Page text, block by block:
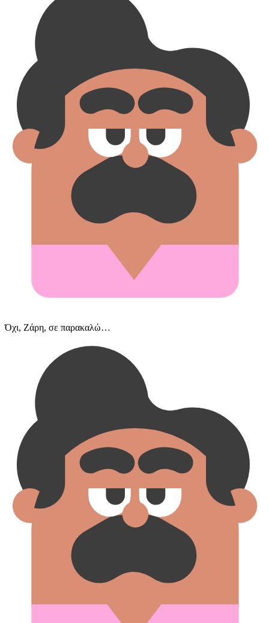
Όχι, Ζάρη, σε παρακαλώ…